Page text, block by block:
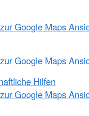
Google Maps
Google Maps
Hilfen
Google Maps